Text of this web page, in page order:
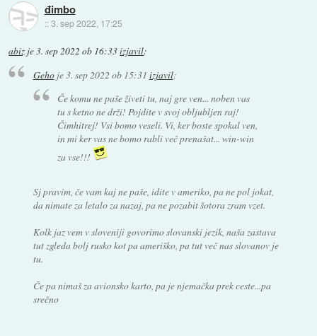
đimbo
::3. sep 2022, 17:25
abiz je3. sep 2022 ob 16:33izjavil:
Gehoje3. sep 2022 ob 15:31 izjavil:
Če komu ne paše živeti tu, naj gre ven... noben vas
tu s ketno ne drži! Pojdite v svoj obljubljen raj!
Čimhitrej! Vsi bomo veseli. Vi, ker boste spokal ven,
in mi ker vas ne bomo rabli več prenašat... win-win
za vse!!!
Sj pravim, če vam kaj ne paše, idite v ameriko, pa ne pol jokat,
da nimate za letalo za nazaj, pa ne pozabit šotora zram vzet.
Kolk jaz vem v sloveniji govorimo slovanski jezik, naša zastava
tut zgleda bolj rusko kot pa ameriško, pa tut več nas slovanov je
tu.
Če pa nimaš za avionsko karto, pa je njemačka prek ceste...pa
srečno